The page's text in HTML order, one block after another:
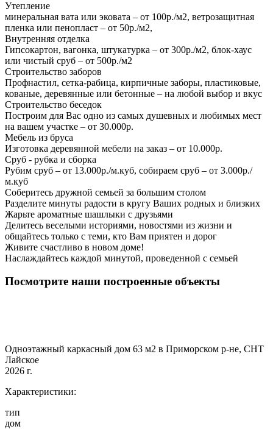
Утепление
минеральная вата или эковата – от 100р./м2, ветрозащитная
пленка или пенопласт – от 50р./м2,
Внутренняя отделка
Гипсокартон, вагонка, штукатурка – от 300р./м2, блок-хаус
или чистый сруб – от 500р./м2
Строительство заборов
Профнастил, сетка-рабица, кирпичные заборы, пластиковые,
кованые, деревянные или бетонные – на любой выбор и вкус
Строительство беседок
Построим для Вас одно из самых душевных и любимых мест
на вашем участке – от 30.000р.
Мебель из бруса
Изготовка деревянной мебели на заказ – от 10.000р.
Сруб - рубка и сборка
Рубим сруб – от 13.000р./м.куб, собираем сруб – от 3.000р./
м.куб
Соберитесь дружной семьей за большим столом
Разделите минуты радости в кругу Ваших родных и близких
Жарьте ароматные шашлыки с друзьями
Делитесь веселыми историями, новостями из жизни и
общайтесь только с теми, кто Вам приятен и дорог
Живите счастливо в новом доме!
Наслаждайтесь каждой минутой, проведенной с семьей
Посмотрите наши построенные объекты
Одноэтажный каркасный дом 63 м2 в Приморском р-не, СНТ
Лайское
2026 г.
Характеристики:
тип
дом